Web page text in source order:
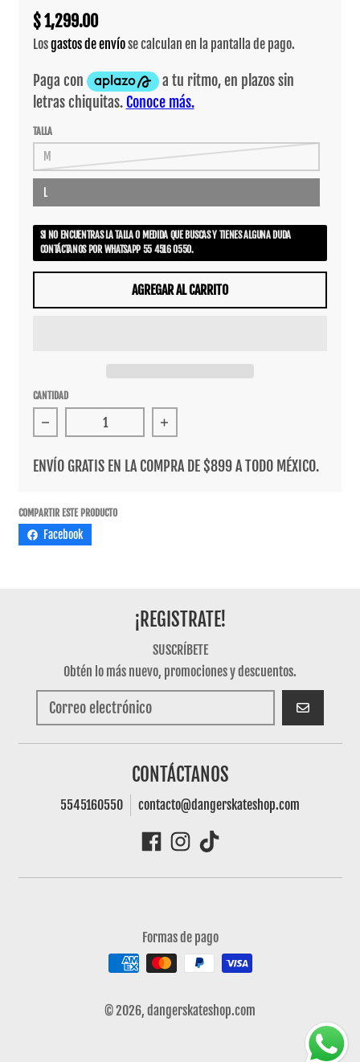
$ 1,299.00
Losgastos de envíose calculan en la pantalla de pago.
TALLA
M
L
SI NO ENCUENTRAS LA TALLA O MEDIDA QUE BUSCAS Y TIENES ALGUNA DUDA
CONTÁCTANOS POR WHATSAPP 55 4516 0550.
AGREGAR AL CARRITO
CANTIDAD
Reducir cantidad para Suéter Former Brainscan
Aumentar cantidad para Suéter
ENVÍO GRATIS EN LA COMPRA DE $899 A TODO MÉXICO.
COMPARTIR ESTE PRODUCTO
Facebook
¡REGISTRATE!
SUSCRÍBETE
Obtén lo más nuevo, promociones y descuentos.
SUSCRIBIRSE
CONTÁCTANOS
5545160550 contacto@dangerskateshop.com
Formas de pago
© 2026, dangerskateshop.com